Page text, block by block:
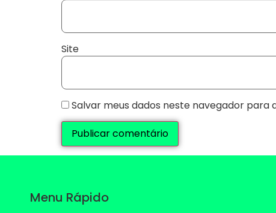
Site
Salvar meus dados neste navegador para
Menu Rápido